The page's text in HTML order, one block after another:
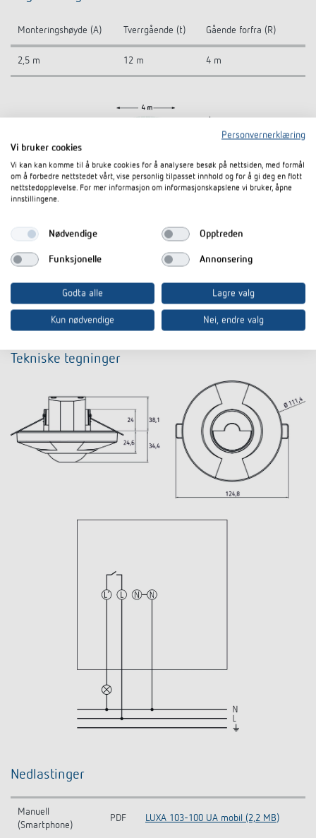
Monteringshøyde (A) Tverrgående (t) Gående forfra (R)
2,5 m 12 m 4 m
Tekniske tegninger
Nedlastinger
Manuell
(Smartphone)
PDF LUXA 103-100 UA mobil (2,2 MB)
Personvernerklæring
Vi bruker cookies
Vi kan kan komme til å bruke cookies for å analysere besøk på nettsiden, med formål
om å forbedre nettstedet vårt, vise personlig tilpasset innhold og for å gi deg en flott
nettstedopplevelse. For mer informasjon om informasjonskapslene vi bruker, åpne
innstillingene.
Nødvendige Opptreden
Funksjonelle Annonsering
Godta alle Lagre valg
Kun nødvendige Nei, endre valg